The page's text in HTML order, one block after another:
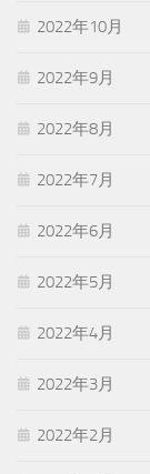
2022年10月
2022年9月
2022年8月
2022年7月
2022年6月
2022年5月
2022年4月
2022年3月
2022年2月